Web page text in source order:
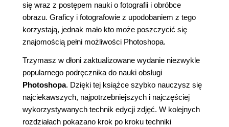
się wraz z postępem nauki o fotografii i obróbce
obrazu. Graficy i fotografowie z upodobaniem z tego
korzystają, jednak mało kto może poszczycić się
znajomością pełni możliwości Photoshopa.
Trzymasz w dłoni zaktualizowane wydanie niezwykle
popularnego podręcznika do nauki obsługi
Photoshopa. Dzięki tej książce szybko nauczysz się
najciekawszych, najpotrzebniejszych i najczęściej
wykorzystywanych technik edycji zdjęć. W kolejnych
rozdziałach pokazano krok po kroku techniki